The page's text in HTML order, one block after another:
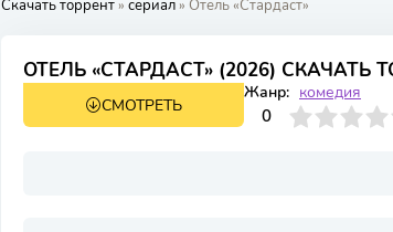
Скачать торрент» сериал» Отель «Стардаст»
ОТЕЛЬ «СТАРДАСТ» (2026) СКАЧАТЬ
1 сезон 7 серияСМОТРЕТЬ
Жанр: комедия
0
1 4 6 7 8 9